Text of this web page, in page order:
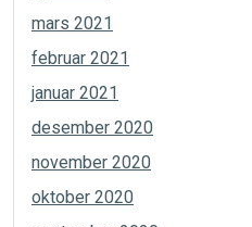
mars 2021
februar 2021
januar 2021
desember 2020
november 2020
oktober 2020